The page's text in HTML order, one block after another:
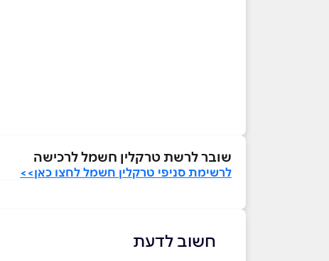
שובר לרשת טרקלין חשמל לרכישה
לרשימת סניפי טרקלין חשמל לחצו כאן>>
חשוב לדעת